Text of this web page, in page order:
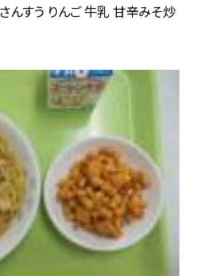
んすう りんご 牛乳 甘辛みそ炒